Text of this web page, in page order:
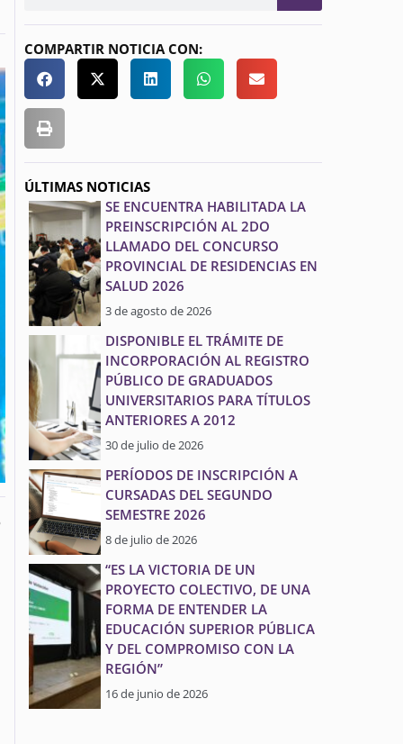
COMPARTIR NOTICIA CON:
ÚLTIMAS NOTICIAS
SE ENCUENTRA HABILITADA LA
PREINSCRIPCIÓN AL 2DO
LLAMADO DEL CONCURSO
PROVINCIAL DE RESIDENCIAS EN
SALUD 2026
3 de agosto de 2026
DISPONIBLE EL TRÁMITE DE
INCORPORACIÓN AL REGISTRO
PÚBLICO DE GRADUADOS
UNIVERSITARIOS PARA TÍTULOS
ANTERIORES A 2012
30 de julio de 2026
PERÍODOS DE INSCRIPCIÓN A
CURSADAS DEL SEGUNDO
SEMESTRE 2026
8 de julio de 2026
“ES LA VICTORIA DE UN
PROYECTO COLECTIVO, DE UNA
FORMA DE ENTENDER LA
EDUCACIÓN SUPERIOR PÚBLICA
Y DEL COMPROMISO CON LA
REGIÓN”
16 de junio de 2026